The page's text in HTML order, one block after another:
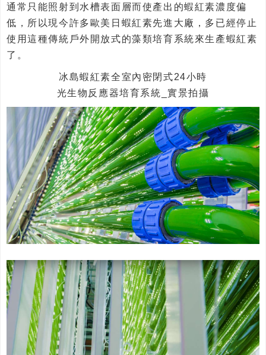
通常只能照射到水槽表面層而使產出的蝦紅素濃度偏
低，所以現今許多歐美日蝦紅素先進大廠，多已經停止
使用這種傳統戶外開放式的藻類培育系統來生產蝦紅素
了。
冰島蝦紅素全室內密閉式24小時
光生物反應器培育系統_實景拍攝